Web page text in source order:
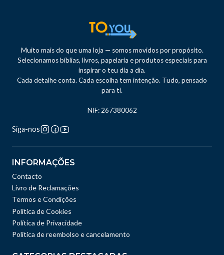
Muito mais do que uma loja — somos movidos por propósito.
Selecionamos bíblias, livros, papelaria e produtos especiais para
inspirar o teu dia a dia.
Cada detalhe conta. Cada escolha tem intenção. Tudo, pensado
para ti.
NIF: 267380062
Siga-nos
INFORMAÇÕES
Contacto
Livro de Reclamações
Termos e Condições
Política de Cookies
Política de Privacidade
Politica de reembolso e cancelamento